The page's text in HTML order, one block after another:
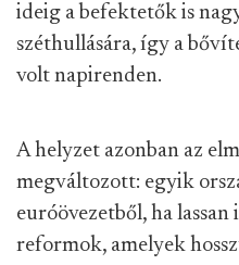
ideig a befektetők is
széthullására, így a
volt napirenden.
A helyzet azonban az
megváltozott: egyik
euróövezetből, ha
reformok, amelyek